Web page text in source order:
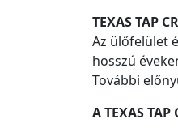
TEXAS TAP
Az ülőfelület
hosszú
További
A TEXAS